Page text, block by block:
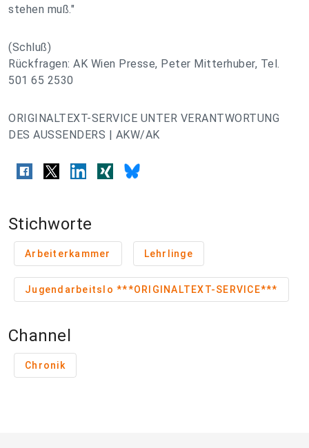
stehen muß."
(Schluß)
Rückfragen: AK Wien Presse, Peter Mitterhuber, Tel.
501 65 2530
ORIGINALTEXT-SERVICE UNTER VERANTWORTUNG
DES AUSSENDERS | AKW/AK
Stichworte
Arbeiterkammer Lehrlinge
Jugendarbeitslo ***ORIGINALTEXT-SERVICE***
Channel
Chronik